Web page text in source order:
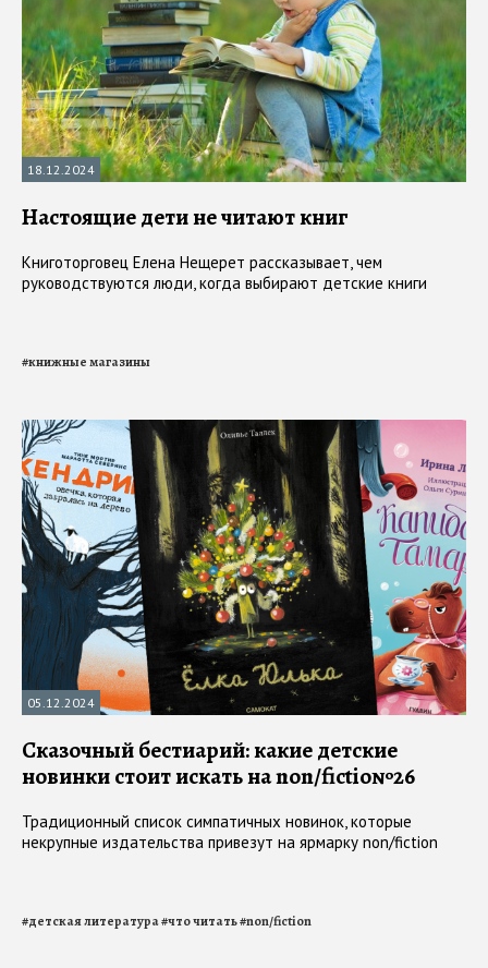
18.12.2024
Настоящие дети не читают книг
Книготорговец Елена Нещерет рассказывает, чем
руководствуются люди, когда выбирают детские книги
#книжные магазины
05.12.2024
Сказочный бестиарий: какие детские
новинки стоит искать на non/fictio№26
Традиционный список симпатичных новинок, которые
некрупные издательства привезут на ярмарку non/fiction
#детская литература#что читать#non/fiction